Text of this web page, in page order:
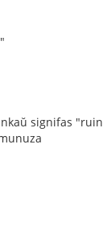
signifas